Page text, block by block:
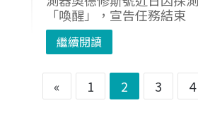
「喚醒」，宣告任務結束
繼續閱讀
« 1 2 3 4